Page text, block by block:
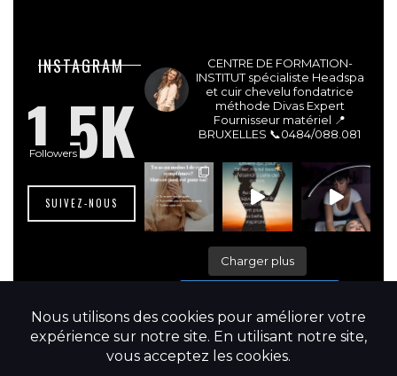
INSTAGRAM
1.5K
Followers
SUIVEZ-NOUS
CENTRE DE FORMATION-
INSTITUT spécialiste Headspa
et cuir chevelu fondatrice
méthode Divas Expert
Fournisseur matériel 📍
BRUXELLES 📞0484/088.081
Charger plus